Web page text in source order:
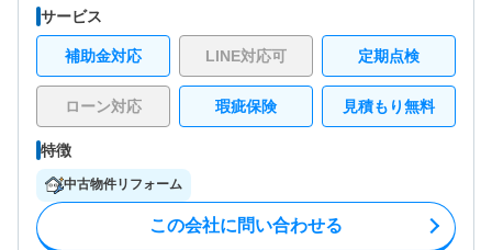
サービス
補助金対応 LINE対応可 定期点検
ローン対応 瑕疵保険 見積もり無料
特徴
中古物件リフォーム
この会社に問い合わせる